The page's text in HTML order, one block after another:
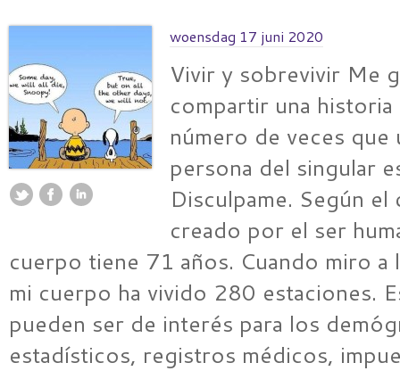
woensdag 17 juni 2020
Vivir y sobrevivir Me
compartir una historia
número de veces que
persona del singular
Disculpame. Según
creado por el ser
cuerpo tiene 71 años. Cuando miro a
mi cuerpo ha vivido 280 estaciones.
pueden ser de interés para los
estadísticos, registros médicos,